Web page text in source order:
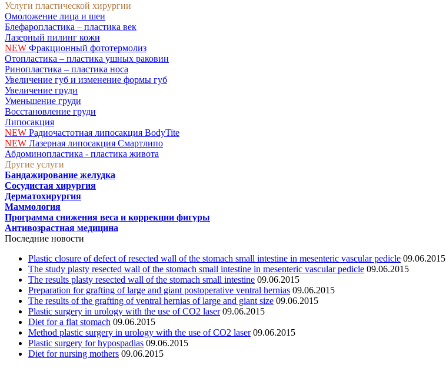
Услуги пластической хирургии
Омоложение лица и шеи
Блефаропластика – пластика век
Лазерный пилинг кожи
NEW Фракционный фототермолиз
Отопластика – пластика ушных раковин
Ринопластика – пластика носа
Увеличение губ и изменение формы губ
Увеличение груди
Уменьшение груди
Восстановление груди
Липосакция
NEW Радиочастотная липосакция BodyTite
NEW Лазерная липосакция Смартлипо
Абдоминопластика - пластика живота
Другие услуги
Бандажирование желудка
Сосудистая хирургия
Дерматохирургия
Маммология
Программа снижения веса и коррекции фигуры
Антивозрастная медицина
Последние новости
Plastic closure of defect of resected wall of the stomach small intestine in mesenteric vascular pedicle 09.06.2015
The study plasty resected wall of the stomach small intestine in mesenteric vascular pedicle 09.06.2015
The results plasty resected wall of the stomach small intestine 09.06.2015
Preparation for grafting of large and giant postoperative ventral hernias 09.06.2015
The results of the grafting of ventral hernias of large and giant size 09.06.2015
Plastic surgery in urology with the use of CO2 laser 09.06.2015
Diet for a flat stomach 09.06.2015
Method plastic surgery in urology with the use of CO2 laser 09.06.2015
Plastic surgery for hypospadias 09.06.2015
Diet for nursing mothers 09.06.2015